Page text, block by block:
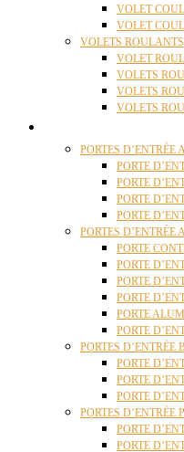
VOLET
VOLET
VOLETS ROULANTS
VOLET
VOLETS
VOLETS
VOLETS
PORTES D’ENTRÉE
PORTE
PORTE
PORTE
PORTE
PORTES
PORTE
PORTE
PORTE
PORTE
PORTE
PORTE
PORTES D’ENTRÉE
PORTE
PORTE
PORTE
PORTES D’ENTRÉE
PORTE
PORTE